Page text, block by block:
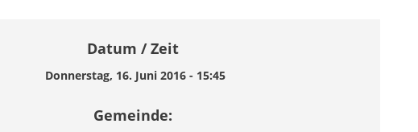
Datum / Zeit
Donnerstag, 16. Juni 2016 - 15:45
Gemeinde: